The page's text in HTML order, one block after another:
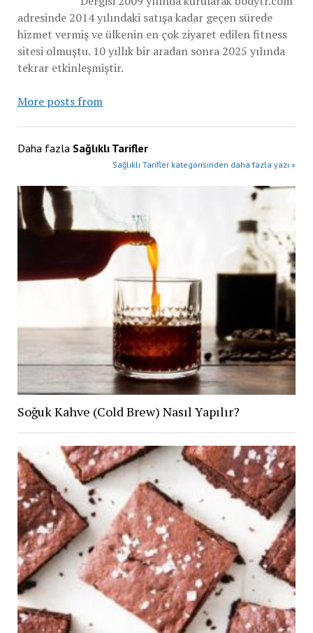
adresinde 2014 yılındaki satışa kadar geçen sürede
hizmet vermiş ve ülkenin en çok ziyaret edilen fitness
sitesi olmuştu. 10 yıllık bir aradan sonra 2025 yılında
tekrar etkinleşmiştir.
More posts from
Daha fazla Sağlıklı Tarifler
Sağlıklı Tarifler kategorisinden daha fazla yazı »
Soğuk Kahve (Cold Brew) Nasıl Yapılır?